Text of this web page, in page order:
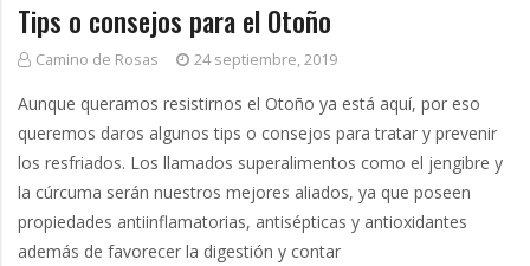
Tips o consejos para el Otoño
Camino de Rosas 24 septiembre, 2019
Aunque queramos resistirnos el Otoño ya está aquí, por eso
queremos daros algunos tips o consejos para tratar y prevenir
los resfriados. Los llamados superalimentos como el jengibre y
la cúrcuma serán nuestros mejores aliados, ya que poseen
propiedades antiinflamatorias, antisépticas y antioxidantes
además de favorecer la digestión y contar